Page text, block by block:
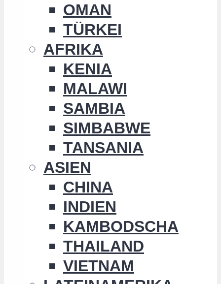
OMAN
TÜRKEI
AFRIKA
KENIA
MALAWI
SAMBIA
SIMBABWE
TANSANIA
ASIEN
CHINA
INDIEN
KAMBODSCHA
THAILAND
VIETNAM